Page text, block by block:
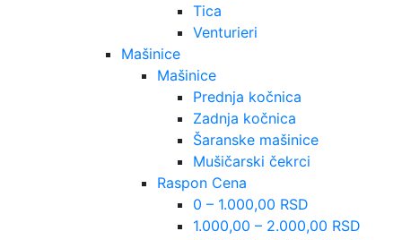
Tica
Venturieri
Mašinice
Mašinice
Prednja kočnica
Zadnja kočnica
Šaranske mašinice
Mušičarski čekrci
Raspon Cena
0 – 1.000,00 RSD
1.000,00 – 2.000,00 RSD